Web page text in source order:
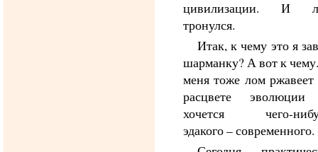
цивилизации. И
тронулся.
Итак, к чему это я
шарманку? А вот к
меня тоже лом ржавеет
расцвете
хочется чего-
эдакого – современного.